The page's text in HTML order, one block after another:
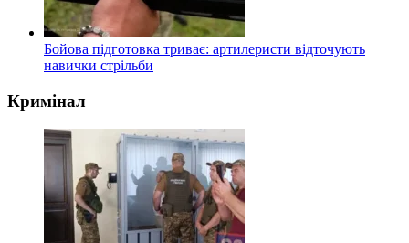
Бойова підготовка триває: артилеристи відточують
навички стрільби
Кримінал